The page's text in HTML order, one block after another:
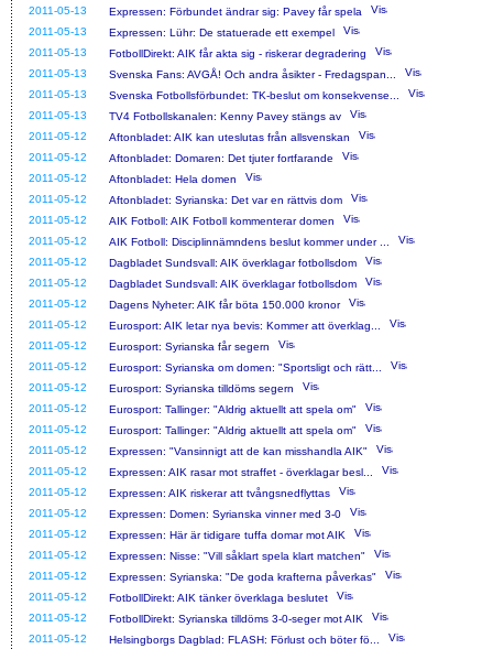
2011-05-13
Expressen: Förbundet ändrar sig: Pavey får spela
2011-05-13
Expressen: Lühr: De statuerade ett exempel
2011-05-13
FotbollDirekt: AIK får akta sig - riskerar degradering
2011-05-13
Svenska Fans: AVGÅ! Och andra åsikter - Fredagspan...
2011-05-13
Svenska Fotbollsförbundet: TK-beslut om konsekvense...
2011-05-13
TV4 Fotbollskanalen: Kenny Pavey stängs av
2011-05-12
Aftonbladet: AIK kan uteslutas från allsvenskan
2011-05-12
Aftonbladet: Domaren: Det tjuter fortfarande
2011-05-12
Aftonbladet: Hela domen
2011-05-12
Aftonbladet: Syrianska: Det var en rättvis dom
2011-05-12
AIK Fotboll: AIK Fotboll kommenterar domen
2011-05-12
AIK Fotboll: Disciplinnämndens beslut kommer under ...
2011-05-12
Dagbladet Sundsvall: AIK överklagar fotbollsdom
2011-05-12
Dagbladet Sundsvall: AIK överklagar fotbollsdom
2011-05-12
Dagens Nyheter: AIK får böta 150.000 kronor
2011-05-12
Eurosport: AIK letar nya bevis: Kommer att överklag...
2011-05-12
Eurosport: Syrianska får segern
2011-05-12
Eurosport: Syrianska om domen: "Sportsligt och rätt...
2011-05-12
Eurosport: Syrianska tilldöms segern
2011-05-12
Eurosport: Tallinger: "Aldrig aktuellt att spela om"
2011-05-12
Eurosport: Tallinger: "Aldrig aktuellt att spela om"
2011-05-12
Expressen: "Vansinnigt att de kan misshandla AIK"
2011-05-12
Expressen: AIK rasar mot straffet - överklagar besl...
2011-05-12
Expressen: AIK riskerar att tvångsnedflyttas
2011-05-12
Expressen: Domen: Syrianska vinner med 3-0
2011-05-12
Expressen: Här är tidigare tuffa domar mot AIK
2011-05-12
Expressen: Nisse: "Vill såklart spela klart matchen"
2011-05-12
Expressen: Syrianska: "De goda krafterna påverkas"
2011-05-12
FotbollDirekt: AIK tänker överklaga beslutet
2011-05-12
FotbollDirekt: Syrianska tilldöms 3-0-seger mot AIK
2011-05-12
Helsingborgs Dagblad: FLASH: Förlust och böter fö...